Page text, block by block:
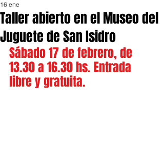
Taller abierto en el Museo del
Juguete de San Isidro
16 ene
Sábado 17 de febrero, de
13.30 a 16.30 hs. Entrada
libre y gratuita.